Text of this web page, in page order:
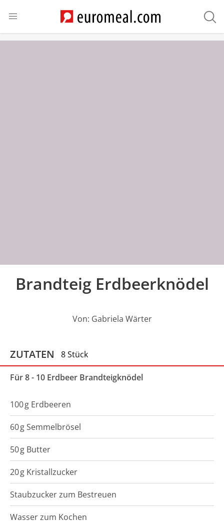
Brandteig Erdbeerknödel
Von: Gabriela Wärter
ZUTATEN 8 Stück
Für 8 - 10 Erdbeer Brandteigknödel
100g Erdbeeren
60gSemmelbrösel
50g Butter
20g Kristallzucker
Staubzucker zum Bestreuen
Wasser zum Kochen